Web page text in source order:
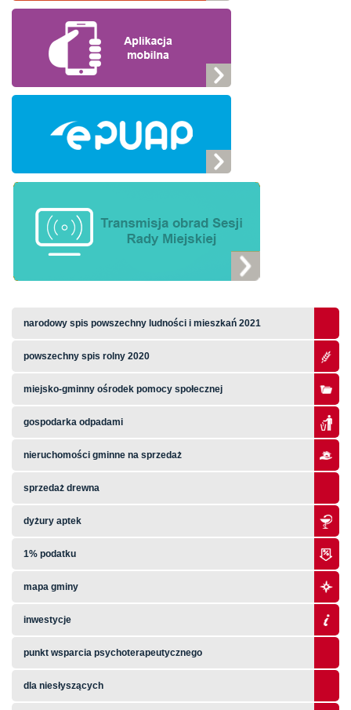
narodowy spis powszechny ludności i mieszkań 2021
powszechny spis rolny 2020
miejsko-gminny ośrodek pomocy społecznej
gospodarka odpadami
nieruchomości gminne na sprzedaż
sprzedaż drewna
dyżury aptek
1% podatku
mapa gminy
inwestycje
punkt wsparcia psychoterapeutycznego
dla niesłyszących